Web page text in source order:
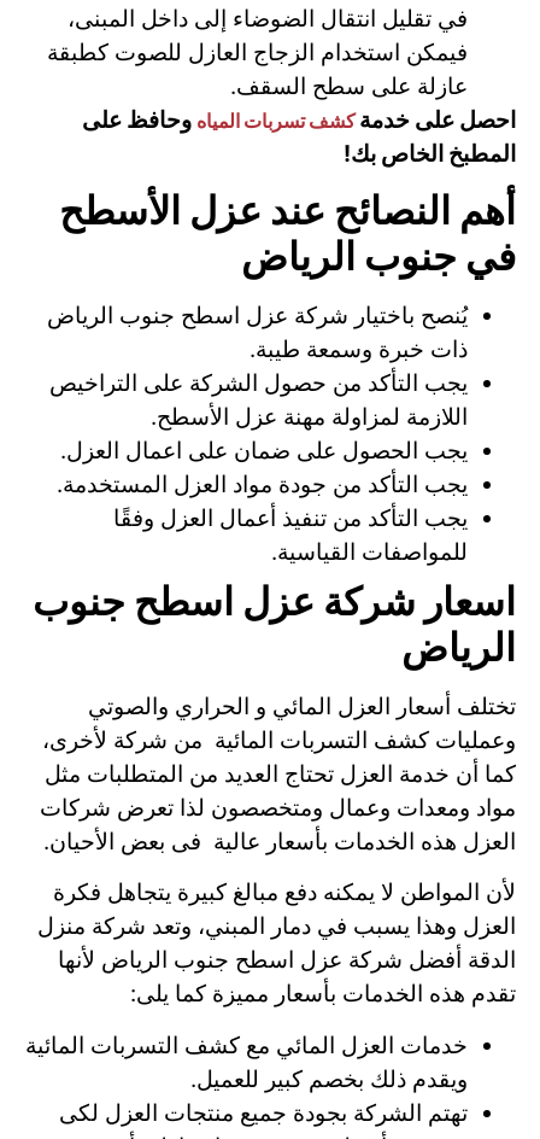
في تقليل انتقال الضوضاء إلى داخل المبنى،
فيمكن استخدام الزجاج العازل للصوت كطبقة
عازلة على سطح السقف.
احصل على خدمةكشف تسربات المياه وحافظ على
المطبخ الخاص بك!
أهم النصائح عند عزل الأسطح
في جنوب الرياض
يُنصح باختيار شركة عزل اسطح جنوب الرياض
ذات خبرة وسمعة طيبة.
يجب التأكد من حصول الشركة على التراخيص
اللازمة لمزاولة مهنة عزل الأسطح.
يجب الحصول على ضمان على اعمال العزل.
يجب التأكد من جودة مواد العزل المستخدمة.
يجب التأكد من تنفيذ أعمال العزل وفقًا
للمواصفات القياسية.
اسعار شركة عزل اسطح جنوب
الرياض
تختلف أسعار العزل المائي و الحراري والصوتي
وعمليات كشف التسربات المائية من شركة لأخرى،
كما أن خدمة العزل تحتاج العديد من المتطلبات مثل
مواد ومعدات وعمال ومتخصصون لذا تعرض شركات
العزل هذه الخدمات بأسعار عالية فى بعض الأحيان.
لأن المواطن لا يمكنه دفع مبالغ كبيرة يتجاهل فكرة
العزل وهذا يسبب في دمار المبني، وتعد شركة منزل
الدقة أفضل شركة عزل اسطح جنوب الرياض لأنها
تقدم هذه الخدمات بأسعار مميزة كما يلى:
خدمات العزل المائي مع كشف التسربات المائية
ويقدم ذلك بخصم كبير للعميل.
تهتم الشركة بجودة جميع منتجات العزل لكى